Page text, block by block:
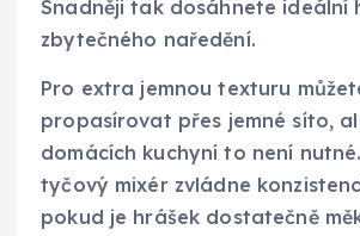
Snadněji tak dosáhnete ideální
zbytečného naředění.
Pro extra jemnou texturu
propasírovat přes jemné síto,
domácích kuchyní to není
tyčový mixér zvládne
pokud je hrášek dostatečně